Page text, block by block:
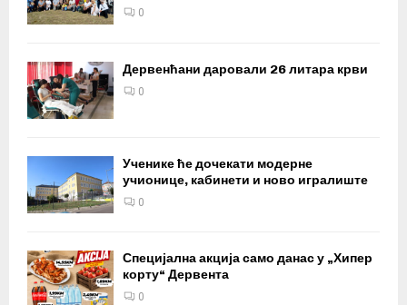
0
Дервенћани даровали 26 литара крви
0
Ученике ће дочекати модерне
учионице, кабинети и ново игралиште
0
Специјална акција само данас у „Хипер
корту“ Дервента
0